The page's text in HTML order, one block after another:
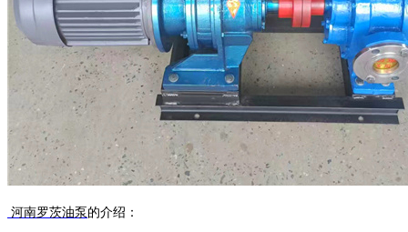
河南罗茨油泵 的介绍：